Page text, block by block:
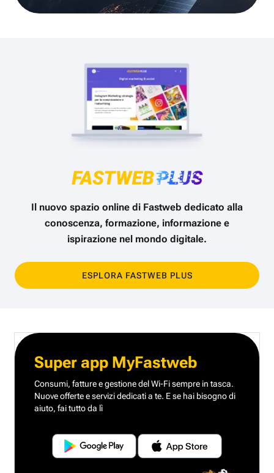
Il nuovo spazio online di Fastweb dedicato alla
conoscenza, formazione, informazione e
ispirazione nel mondo digitale.
ESPLORA FASTWEB PLUS
Super app MyFastweb
Consumi, fatture e gestione del Wi-Fi sempre in tasca.
Nuove offerte e servizi dedicati a te. E se hai bisogno di
aiuto, fai tutto da lì